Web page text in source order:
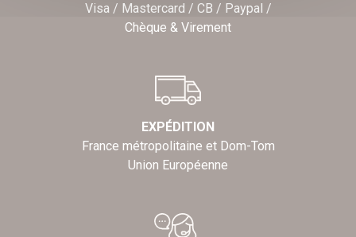
Visa / Mastercard / CB / Paypal /
Chèque & Virement
EXPÉDITION
France métropolitaine et Dom-Tom
Union Européenne